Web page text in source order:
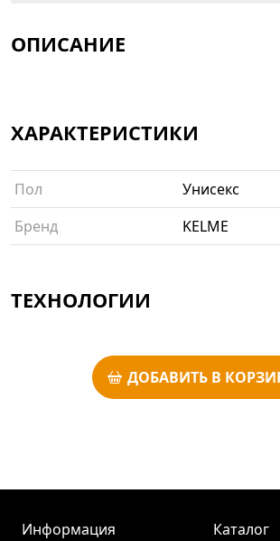
ОПИСАНИЕ
ХАРАКТЕРИСТИКИ
Пол
Унисекс
Бренд
KELME
ТЕХНОЛОГИИ
ДОБАВИТЬ В
Информация
Каталог